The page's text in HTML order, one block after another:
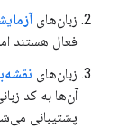
زبان‌های
فعال هستند
زبان‌های
آن‌ها به کد
پشتیبانی